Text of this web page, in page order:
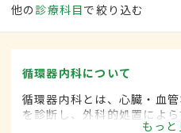
他の 診療科目で絞り込む
循環器内科について
循環器内科とは、心臓・血
を診断し、外科的処置によ
です。平成20年4月の制度
もっと